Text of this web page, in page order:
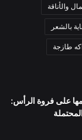
والأناقة
بالشعر
طازجة
على فروة الرأس: